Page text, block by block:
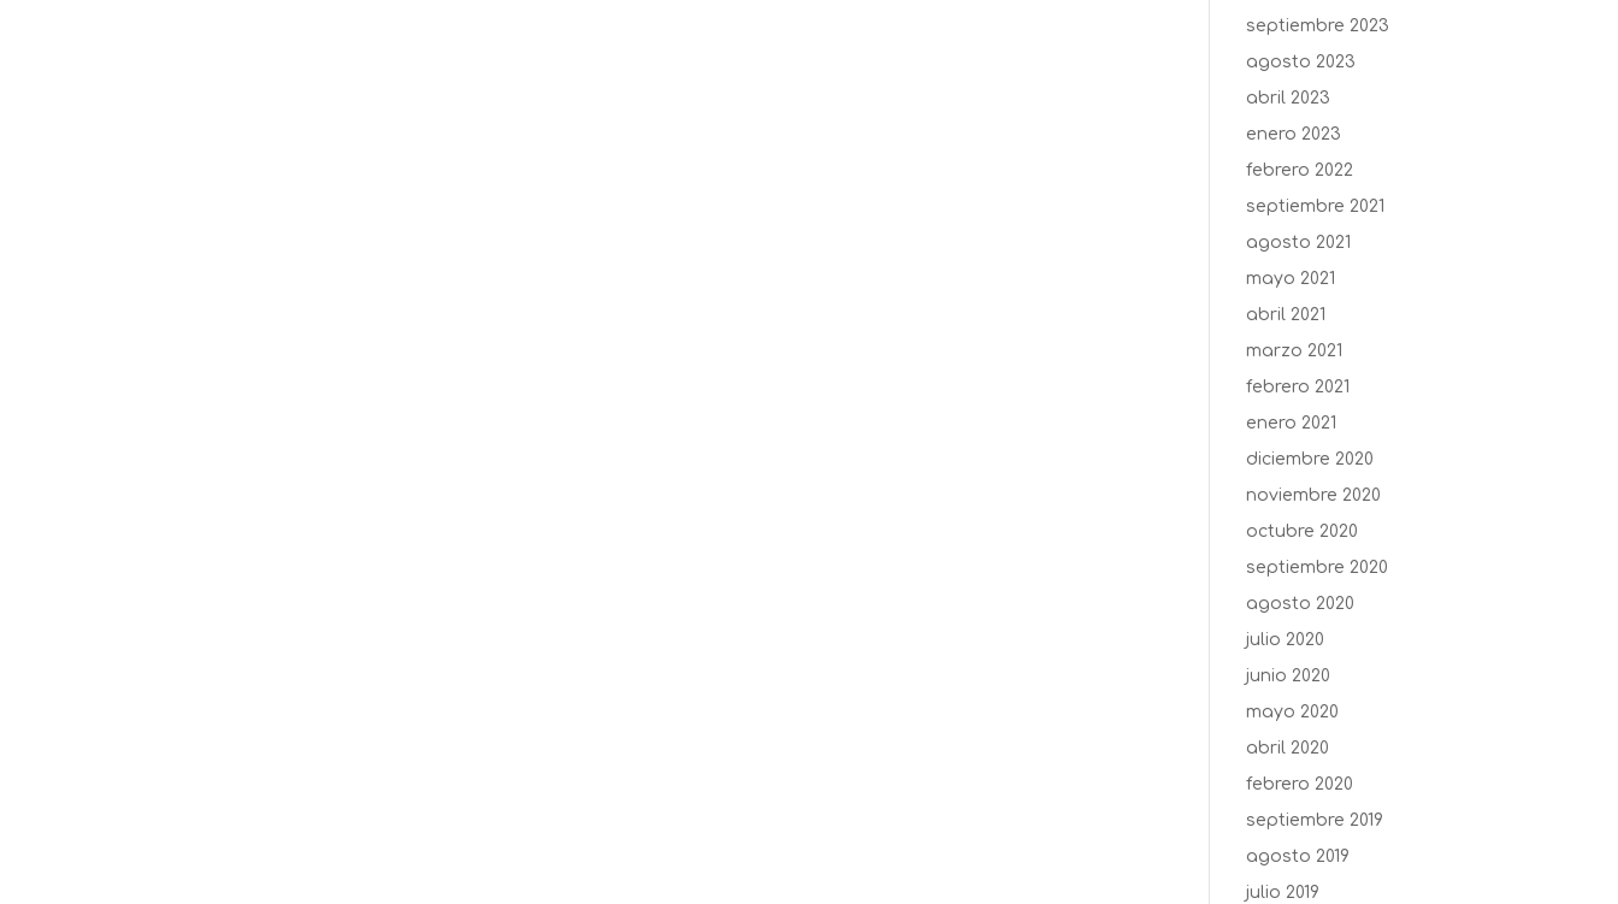
septiembre 2023
agosto 2023
abril 2023
enero 2023
febrero 2022
septiembre 2021
agosto 2021
mayo 2021
abril 2021
marzo 2021
febrero 2021
enero 2021
diciembre 2020
noviembre 2020
octubre 2020
septiembre 2020
agosto 2020
julio 2020
junio 2020
mayo 2020
abril 2020
febrero 2020
septiembre 2019
agosto 2019
julio 2019